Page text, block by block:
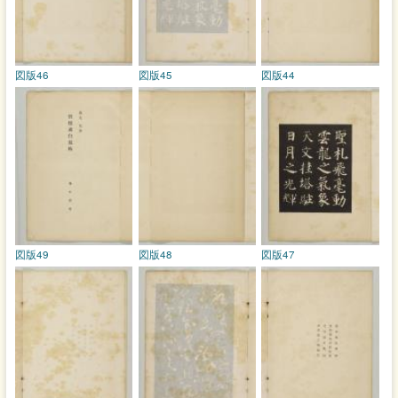
図版44
図版45
図版46
図版47
図版48
図版49